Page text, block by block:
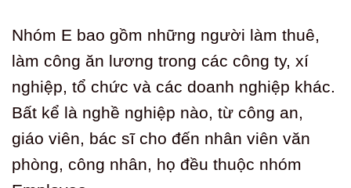
Nhóm E bao gồm những người làm thuê,
làm công ăn lương trong các công ty, xí
nghiệp, tổ chức và các doanh nghiệp khác.
Bất kể là nghề nghiệp nào, từ công an,
giáo viên, bác sĩ cho đến nhân viên văn
phòng, công nhân, họ đều thuộc nhóm